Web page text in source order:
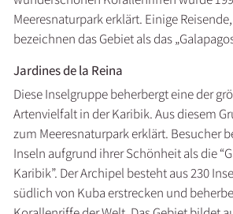
Meeresnaturpark erklärt. Einige
bezeichnen das Gebiet als das
Jardines de la Reina
Diese Inselgruppe beherbergt eine der
Artenvielfalt in der Karibik. Aus diesem
zum Meeresnaturpark erklärt. Besucher
Inseln aufgrund ihrer Schönheit als die
Karibik”. Der Archipel besteht aus 230
südlich von Kuba erstrecken und